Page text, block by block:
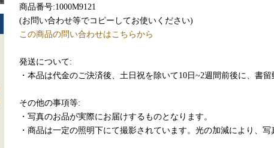
商品番号:1000M9121
(お問い合わせ等でコピーしてお使いください)
この商品の問い合わせはこちらから
発送について:
・本品は代金のご決済後、土日祝を除いて10日~2週間前後に、書
その他の事項等:
・写真のお品が実際にお届けするものとなります。
・商品は一定の照明下にて撮影されています。光の加減により、